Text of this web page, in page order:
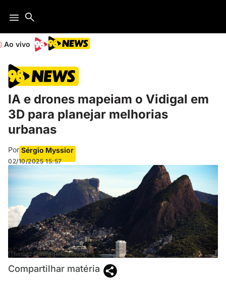
Ao vivo
IA e drones mapeiam o Vidigal em
3D para planejar melhorias
urbanas
Por Sérgio Myssior
02/10/2025 15:57
(Thomaz Silva/Agência Brasil)
Compartilhar matéria